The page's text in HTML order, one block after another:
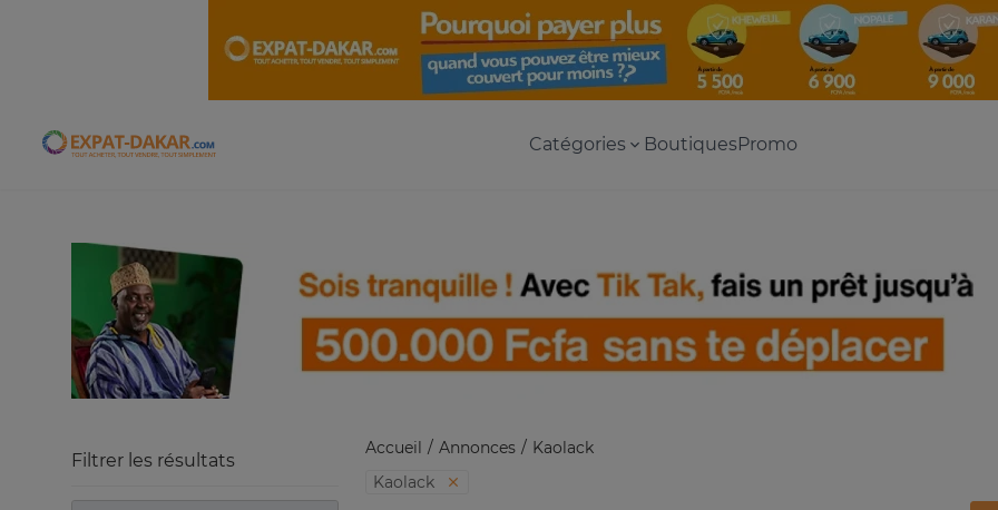
Expat-Dakar Catégories BoutiquesPromo
Accueil Annonces
Kaolack
Kaolack
Filtrer les résultats